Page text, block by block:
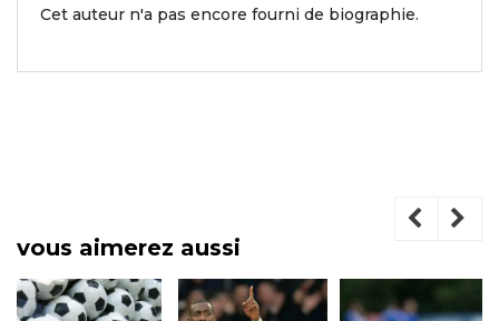
Cet auteur n'a pas encore fourni de biographie.
vous aimerez aussi